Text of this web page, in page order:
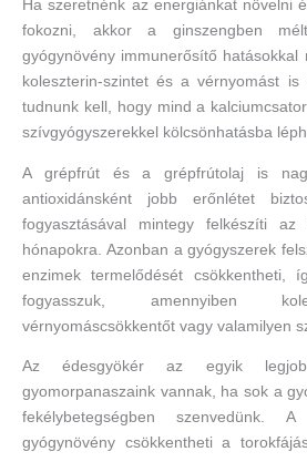
Ha szeretnénk az energiánkat növelni
fokozni, akkor a ginszengben
gyógynövény immunerősítő hatásokkal
koleszterin-szintet és a vérnyomást is
tudnunk kell, hogy mind a
szívgyógyszerekkel kölcsönhatásba
A grépfrút és a grépfrútolaj is
antioxidánsként jobb erőnlétet
fogyasztásával mintegy felkészíti az
hónapokra. Azonban a gyógyszerek
enzimek termelődését csökkentheti,
fogyasszuk, amennyiben
vérnyomáscsökkentőt vagy valamilyen
Az édesgyökér az egyik
gyomorpanaszaink vannak, ha sok a
fekélybetegségben szenvedünk.
gyógynövény csökkentheti a